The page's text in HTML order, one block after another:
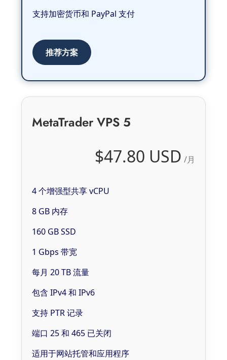
支持加密货币和 PayPal 支付
推荐方案
MetaTrader VPS 5
$47.80 USD /月
4 个增强型共享 vCPU
8 GB 内存
160 GB SSD
1 Gbps 带宽
每月 20 TB 流量
包含 IPv4 和 IPv6
支持 PTR 记录
端口 25 和 465 已关闭
适用于网站托管和应用程序